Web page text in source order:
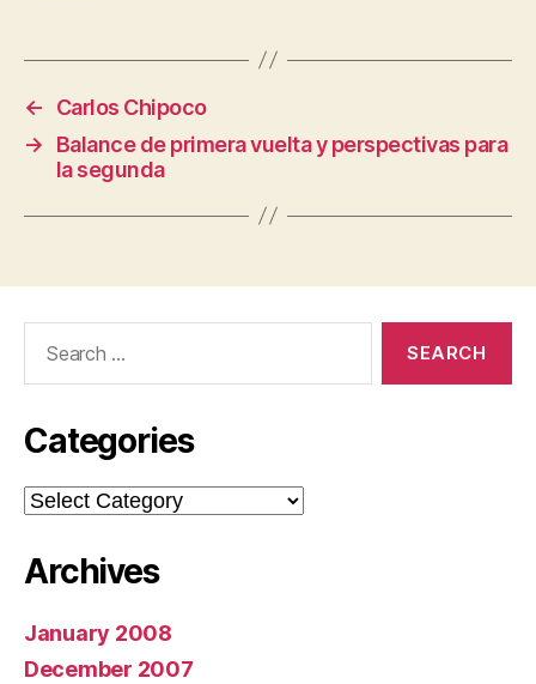
←
Carlos Chipoco
→
Balance de primera vuelta y perspectivas para
la segunda
Categories
Categories
Archives
January 2008
December 2007